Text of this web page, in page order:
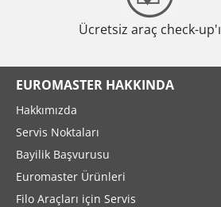
Ücretsiz araç check-up'ı
EUROMASTER HAKKINDA
Hakkımızda
Servis Noktaları
Bayilik Başvurusu
Euromaster Ürünleri
Filo Araçları için Servis